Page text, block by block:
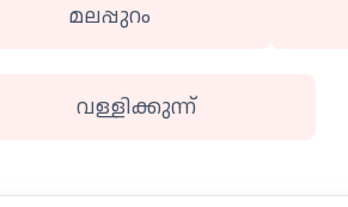
മലപ്പുറം
വള്ളിക്കുന്ന്